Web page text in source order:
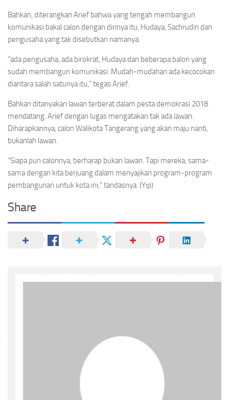
Bahkan, diterangkan Arief bahwa yang tengah membangun
komunikasi bakal calon dengan dirinya itu, Hudaya, Sachrudin dan
pengusaha yang tak disebutkan namanya.
“ada pengusaha, ada birokrat, Hudaya dan beberapa balon yang
sudah membangun komunikasi. Mudah-mudahan ada kecocokan
diantara salah satunya itu,” tegas Arief.
Bahkan ditanyakan lawan terberat dalam pesta demokrasi 2018
mendatang. Arief dengan lugas mengatakan tak ada lawan.
Diharapkannya, calon Walikota Tangerang yang akan maju nanti,
bukanlah lawan.
“Siapa pun calonnya, berharap bukan lawan. Tapi mereka, sama-
sama dengan kita berjuang dalam menyajikan program-program
pembangunan untuk kota ini,” tandasnya. (Yip)
Share